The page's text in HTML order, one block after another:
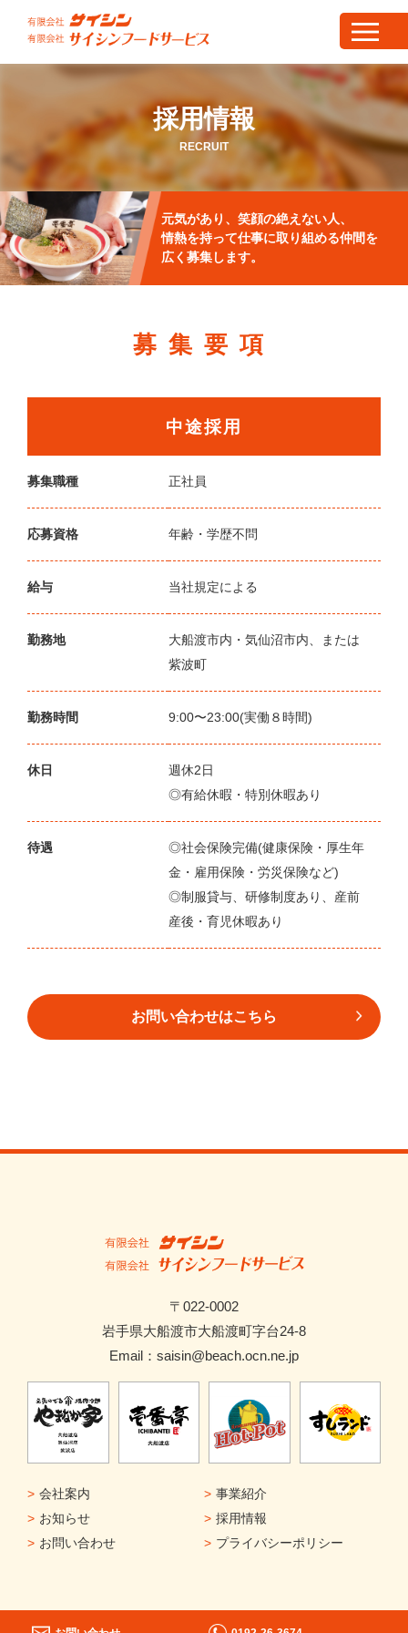
採用情報
RECRUIT
元気があり、笑顔の絶えない人、
情熱を持って仕事に取り組める仲間を
広く募集します。
募集要項
中途採用
募集職種 正社員
応募資格 年齢・学歴不問
給与 当社規定による
勤務地
大船渡市内・気仙沼市内、または
紫波町
勤務時間 9:00〜23:00(実働８時間)
休日
週休2日
◎有給休暇・特別休暇あり
待遇
◎社会保険完備(健康保険・厚生年
金・雇用保険・労災保険など)
◎制服貸与、研修制度あり、産前
産後・育児休暇あり
お問い合わせはこちら
〒022-0002
岩手県大船渡市大船渡町字台24-8
Email：saisin@beach.ocn.ne.jp
会社案内
事業紹介
お知らせ
採用情報
お問い合わせ
プライバシーポリシー